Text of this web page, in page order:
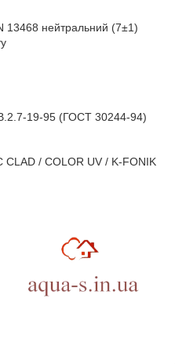
13468 нейтральний (7±1)
19-95 (ГОСТ 30244-94)
CLAD / COLOR UV / K-FONIK